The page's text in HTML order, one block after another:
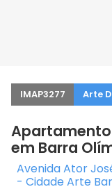
IMAP3277 Arte
em Barra
Avenida Ator
- Cidade Arte